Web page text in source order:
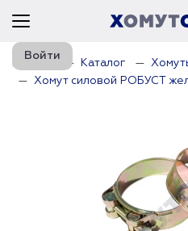
Войти
Главная Каталог
Хомут силовой РОБУСТ